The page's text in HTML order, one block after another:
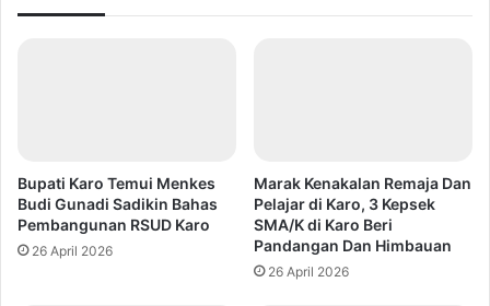
Bupati Karo Temui Menkes
Budi Gunadi Sadikin Bahas
Pembangunan RSUD Karo
26 April 2026
Marak Kenakalan Remaja Dan
Pelajar di Karo, 3 Kepsek
SMA/K di Karo Beri
Pandangan Dan Himbauan
26 April 2026